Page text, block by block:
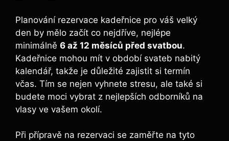
Planování rezervace kadeřnice pro váš velký
den by mělo začít co ‍nejdříve, nejlépe
minimálně 6 až 12 měsíců před svatbou.
Kadeřnice mohou mít v období svateb nabitý
kalendář, takže je důležité zajistit si termín
včas.⁤ Tím se​ nejen vyhnete stresu, ale také si
budete ​moci vybrat z⁤ nejlepších odborníků na
vlasy ve‍ vašem okolí.
Při přípravě na⁤ rezervaci se zaměřte‍ na tyto